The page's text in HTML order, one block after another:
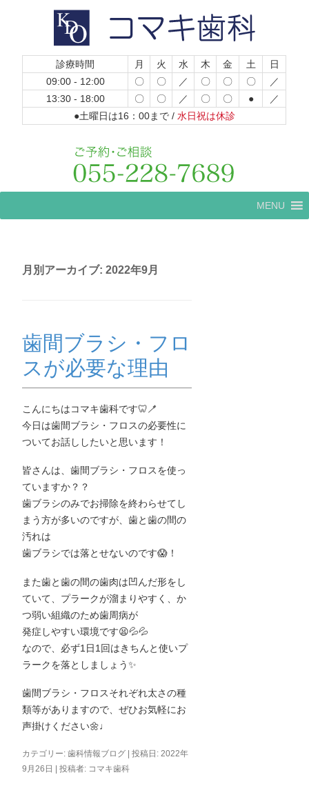
診療時間 月 火 水 木 金 土
日
09:00 - 12:00
〇 〇 ／ 〇 〇 〇
／
13:30 - 18:00
〇 〇 ／ 〇 〇 ●
／
●土曜日は16：00まで / 水日祝は休診
へ
MENU
月別アーカイブ:2022年9月
歯間ブラシ・フロ
スが必要な理由
こんにちはコマキ歯科です🦷🪥
今日は歯間ブラシ・フロスの必要性に
ついてお話ししたいと思います！
皆さんは、歯間ブラシ・フロスを使っ
ていますか？？
歯ブラシのみでお掃除を終わらせてし
まう方が多いのですが、歯と歯の間の
汚れは
歯ブラシでは落とせないのです😱！
また歯と歯の間の歯肉は凹んだ形をし
ていて、プラークが溜まりやすく、か
つ弱い組織のため歯周病が
発症しやすい環境です😫💦💦
なので、必ず1日1回はきちんと使いプ
ラークを落としましょう✨
歯間ブラシ・フロスそれぞれ太さの種
類等がありますので、ぜひお気軽にお
声掛けください🌼♩
カテゴリー:歯科情報ブログ | 投稿日:2022年
9月26日 |投稿者: コマキ歯科